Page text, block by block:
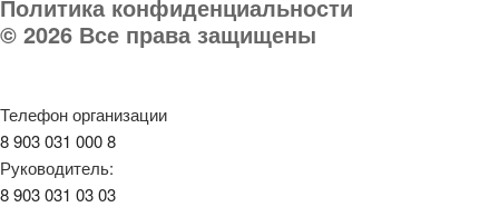
Политика конфиденциальности
© 2026 Все права защищены
Телефон организации
8 903 031 000 8
Руководитель:
8 903 031 03 03